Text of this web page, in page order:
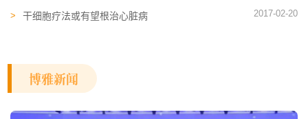
干细胞疗法或有望根治心脏病 2017-02-20
博雅新闻